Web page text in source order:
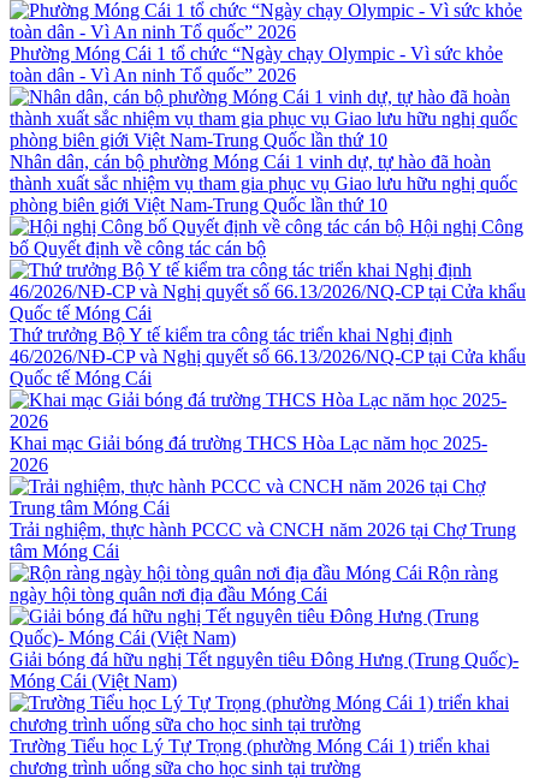
Phường Móng Cái 1 tổ chức “Ngày chạy Olympic - Vì sức khỏe
toàn dân - Vì An ninh Tổ quốc” 2026
Nhân dân, cán bộ phường Móng Cái 1 vinh dự, tự hào đã hoàn
thành xuất sắc nhiệm vụ tham gia phục vụ Giao lưu hữu nghị quốc
phòng biên giới Việt Nam-Trung Quốc lần thứ 10
Hội nghị Công
bố Quyết định về công tác cán bộ
Thứ trưởng Bộ Y tế kiểm tra công tác triển khai Nghị định
46/2026/NĐ-CP và Nghị quyết số 66.13/2026/NQ-CP tại Cửa khẩu
Quốc tế Móng Cái
Khai mạc Giải bóng đá trường THCS Hòa Lạc năm học 2025-
2026
Trải nghiệm, thực hành PCCC và CNCH năm 2026 tại Chợ Trung
tâm Móng Cái
Rộn ràng
ngày hội tòng quân nơi địa đầu Móng Cái
Giải bóng đá hữu nghị Tết nguyên tiêu Đông Hưng (Trung Quốc)-
Móng Cái (Việt Nam)
Trường Tiểu học Lý Tự Trọng (phường Móng Cái 1) triển khai
chương trình uống sữa cho học sinh tại trường